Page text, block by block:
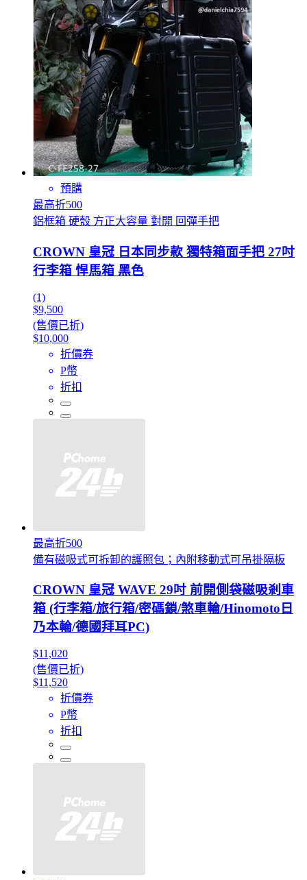
預購
最高折500
鋁框箱 硬殼 方正大容量 對開 回彈手把
CROWN 皇冠 日本同步款 獨特箱面手把 27吋
行李箱 悍馬箱 黑色
(1)
$9,500
(售價已折)
$10,000
折價券
P幣
折扣
最高折500
備有磁吸式可拆卸的護照包；內附移動式可吊掛隔板
CROWN 皇冠 WAVE 29吋 前開側袋磁吸剎車
箱 (行李箱/旅行箱/密碼鎖/煞車輪/Hinomoto日
乃本輪/德國拜耳PC)
$11,020
(售價已折)
$11,520
折價券
P幣
折扣